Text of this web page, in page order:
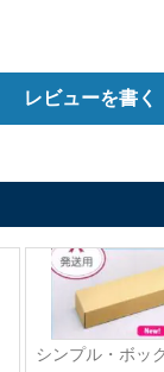
レビューを書く
シンプル・ボッ